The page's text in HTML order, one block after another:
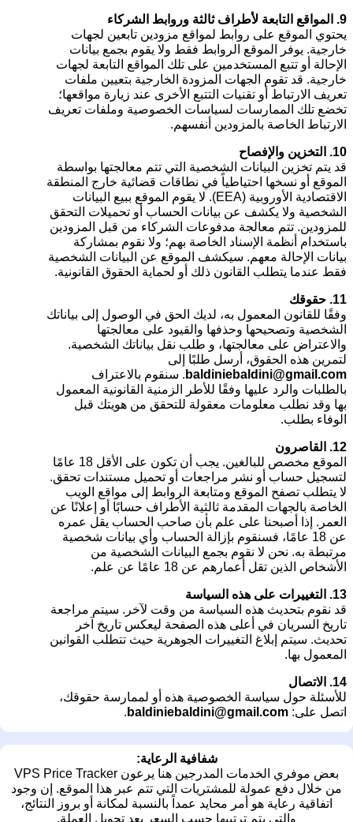
9. المواقع التابعة لأطراف ثالثة وروابط الشركاء
يحتوي الموقع على روابط لمواقع مزودين تابعين لجهات
خارجية. يوفر الموقع الروابط فقط ولا يقوم بجمع بيانات
الإحالة أو تتبع المستخدمين على تلك المواقع التابعة لجهات
خارجية. قد تقوم الجهات المزودة الخارجية بتعيين ملفات
تعريف الارتباط أو تقنيات التتبع الأخرى عند زيارة مواقعها؛
تخضع تلك الممارسات لسياسات الخصوصية وملفات تعريف
الارتباط الخاصة بالمزودين أنفسهم.
10. التخزين والإفصاح
قد يتم تخزين البيانات الشخصية التي تتم معالجتها بواسطة
الموقع أو نسخها احتياطياً في نطاقات قضائية خارج المنطقة
الاقتصادية الأوروبية (EEA). لا يقوم الموقع ببيع البيانات
الشخصية ولا يكشف عن بيانات الحساب أو تحميلات التحقق
للمزودين. تتم معالجة مدفوعات الشركاء من قبل المزودين
باستخدام أنظمة الإسناد الخاصة بهم؛ ولا نقوم بمشاركة
بيانات الإحالة معهم. سيكشف الموقع عن البيانات الشخصية
فقط عندما يتطلب القانون ذلك أو لحماية الحقوق القانونية.
11. حقوقك
وفقًا للقانون المعمول به، لديك الحق في الوصول إلى بياناتك
الشخصية وتصحيحها وحذفها والقيود على معالجتها
والاعتراض على معالجتها، و طلب نقل بياناتك الشخصية.
لتمرين هذه الحقوق، أرسل طلبًا إلى
baldiniebaldini@gmail.com . سنقوم بالاعتراف
بالطلبات والرد عليها وفقًا للأطر الزمنية القانونية المعمول
بها وقد نطلب معلومات معقولة للتحقق من هويتك قبل
الوفاء بطلب.
12. القاصرون
الموقع مخصص للبالغين. يجب أن تكون على الأقل 18 عامًا
لتسجيل حساب أو نشر مراجعات أو تحميل مستندات تحقق.
لا يتطلب تصفح الموقع ومتابعة الروابط إلى مواقع الويب
الخاصة بالجهات المقدمة ثالثية الأطراف حسابًا أو إعلانًا عن
العمر. إذا أصبحنا على علم بأن صاحب الحساب يقل عمره
عن 18 عامًا، فسنقوم بإزالة الحساب وأي بيانات شخصية
مرتبطة به. نحن لا نقوم بجمع البيانات الشخصية من
الأشخاص الذين تقل أعمارهم عن 18 عامًا عن علم.
13. التغييرات على هذه السياسة
قد نقوم بتحديث هذه السياسة من وقت لآخر. سيتم مراجعة
تاريخ السريان في أعلى هذه الصفحة ليعكس تاريخ آخر
تحديث. سيتم إبلاغ التغييرات الجوهرية حيث تتطلب القوانين
المعمول بها.
14. الاتصال
للأسئلة حول سياسة الخصوصية هذه أو لممارسة حقوقك،
اتصل على: baldiniebaldini@gmail.com
.
شفافية الرعاية:
بعض موفري الخدمات المدرجين هنا يرعون VPS Price Tracker
من خلال دفع عمولة للمشتريات التي تتم عبر هذا الموقع. إن وجود
اتفاقية رعاية هو أمر محايد عمداً بالنسبة لمكانة أو بروز النتائج،
والتي يتم ترتيبها حسب السعر بعد تحويل العملة.